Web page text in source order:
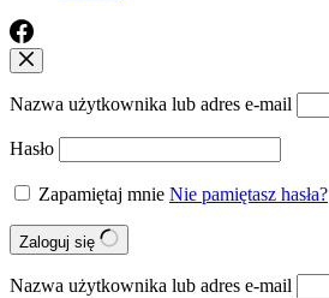
Nazwa użytkownika lub adres e-mail
Hasło
Zapamiętaj mnie Nie pamiętasz hasła?
Zaloguj się
Nazwa użytkownika lub adres e-mail